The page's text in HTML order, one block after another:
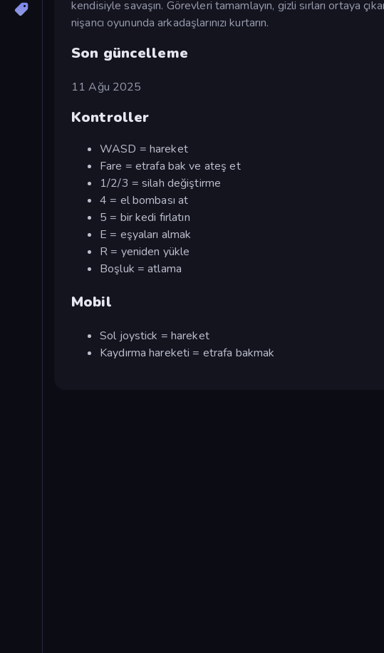
kendisiyle savaşın. Görevleri tamamlayın, gizli sırları ortaya
nişancı oyununda arkadaşlarınızı kurtarın.
Son güncelleme
11 Ağu 2025
Kontroller
WASD = hareket
Fare = etrafa bak ve ateş et
1/2/3 = silah değiştirme
4 = el bombası at
5 = bir kedi fırlatın
E = eşyaları almak
R = yeniden yükle
Boşluk = atlama
Mobil
Sol joystick = hareket
Kaydırma hareketi = etrafa bakmak